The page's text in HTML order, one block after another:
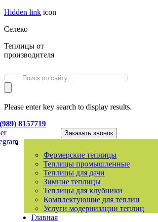
Hidden link icon
Селеко
Теплицы от
производителя
Please enter key search to display results.
8157719
Заказать звонок
Фермерские теплицы
Теплицы промышленные
Теплицы для дачи
Зимние теплицы
Теплицы для клубники
Комплектующие для теплиц
Услуги модернизации теплиц
Главная